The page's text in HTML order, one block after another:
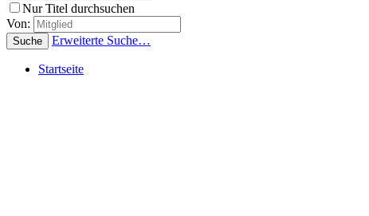
Nur Titel durchsuchen
Von:
Suche Erweiterte Suche…
Startseite